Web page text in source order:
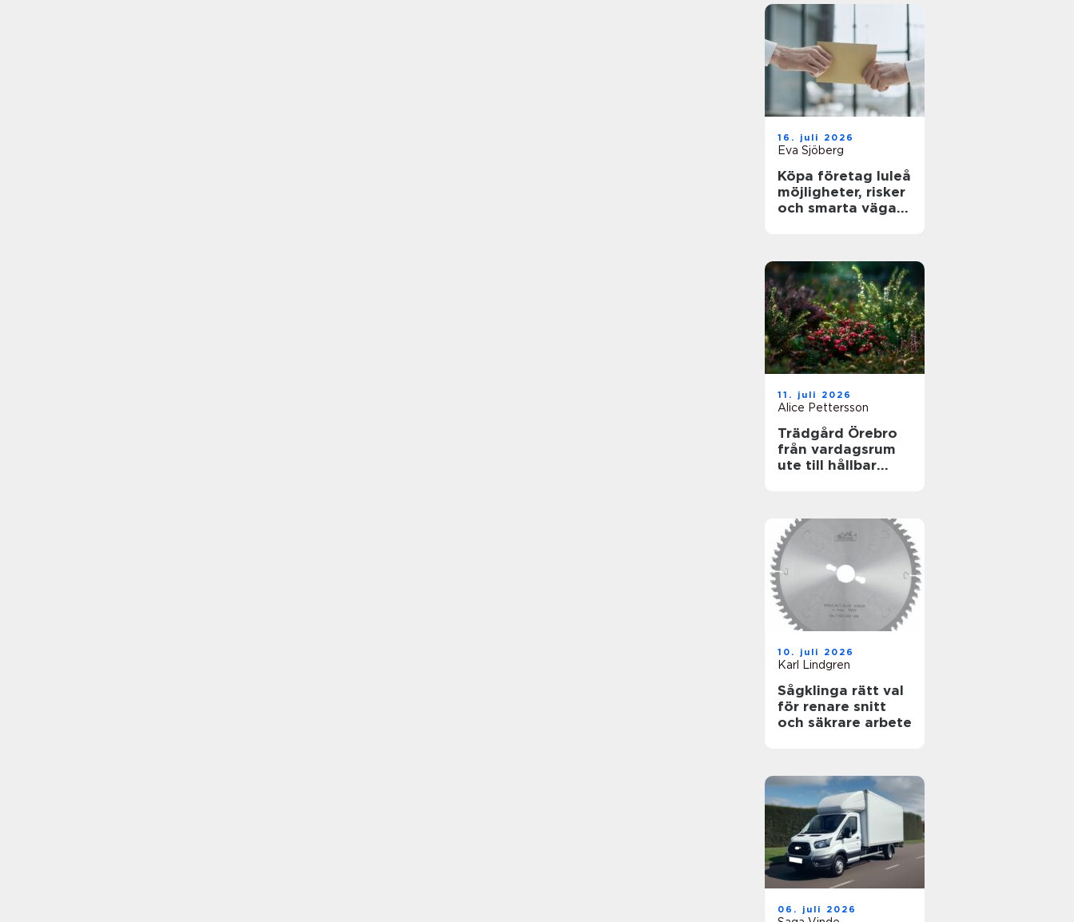
16. juli 2026
Eva Sjöberg
Köpa företag luleå
möjligheter, risker
och smarta vägar
11. juli 2026
Alice Pettersson
Trädgård Örebro
från vardagsrum
ute till hållbar
10. juli 2026
Karl Lindgren
Sågklinga rätt val
för renare snitt
och säkrare arbete
06. juli 2026